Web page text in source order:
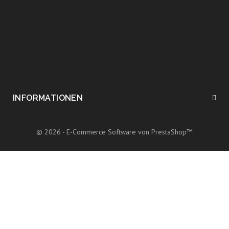
INFORMATIONEN
© 2026 - E-Commerce Software von PrestaShop™